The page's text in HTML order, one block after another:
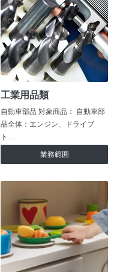
工業用品類
自動車部品 対象商品： 自動車部
品全体：エンジン、ドライブ
ト…
業務範囲